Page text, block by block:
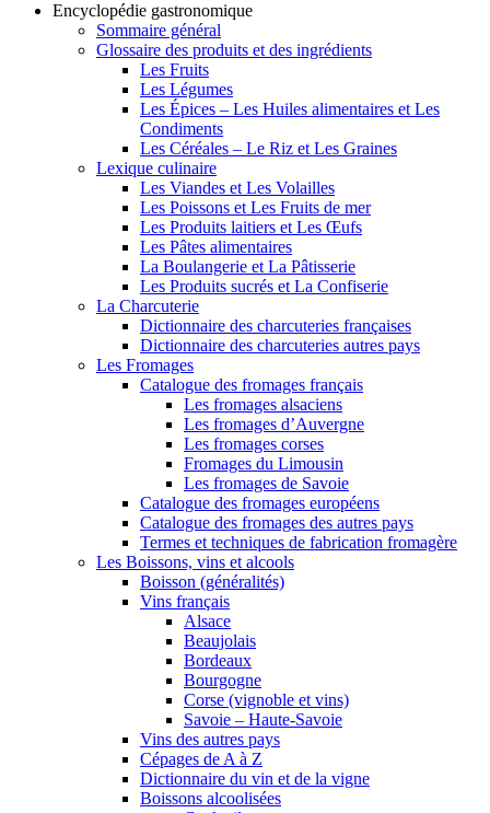
Encyclopédie gastronomique
Sommaire général
Glossaire des produits et des ingrédients
Les Fruits
Les Légumes
Les Épices – Les Huiles alimentaires et Les
Condiments
Les Céréales – Le Riz et Les Graines
Lexique culinaire
Les Viandes et Les Volailles
Les Poissons et Les Fruits de mer
Les Produits laitiers et Les Œufs
Les Pâtes alimentaires
La Boulangerie et La Pâtisserie
Les Produits sucrés et La Confiserie
La Charcuterie
Dictionnaire des charcuteries françaises
Dictionnaire des charcuteries autres pays
Les Fromages
Catalogue des fromages français
Les fromages alsaciens
Les fromages d’Auvergne
Les fromages corses
Fromages du Limousin
Les fromages de Savoie
Catalogue des fromages européens
Catalogue des fromages des autres pays
Termes et techniques de fabrication fromagère
Les Boissons, vins et alcools
Boisson (généralités)
Vins français
Alsace
Beaujolais
Bordeaux
Bourgogne
Corse (vignoble et vins)
Savoie – Haute-Savoie
Vins des autres pays
Cépages de A à Z
Dictionnaire du vin et de la vigne
Boissons alcoolisées